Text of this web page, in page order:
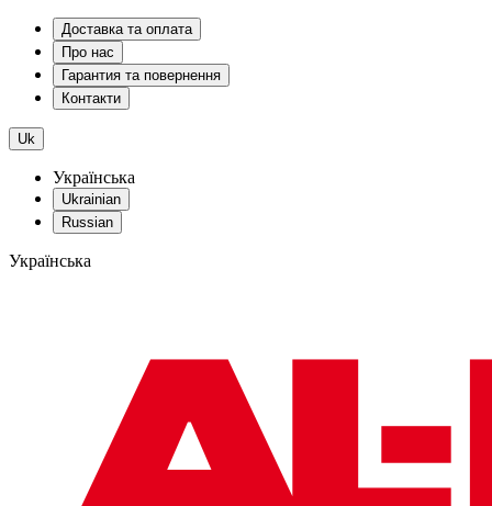
Доставка та оплата
Про нас
Гарантия та повернення
Контакти
Uk
Українська
Ukrainian
Russian
Українська